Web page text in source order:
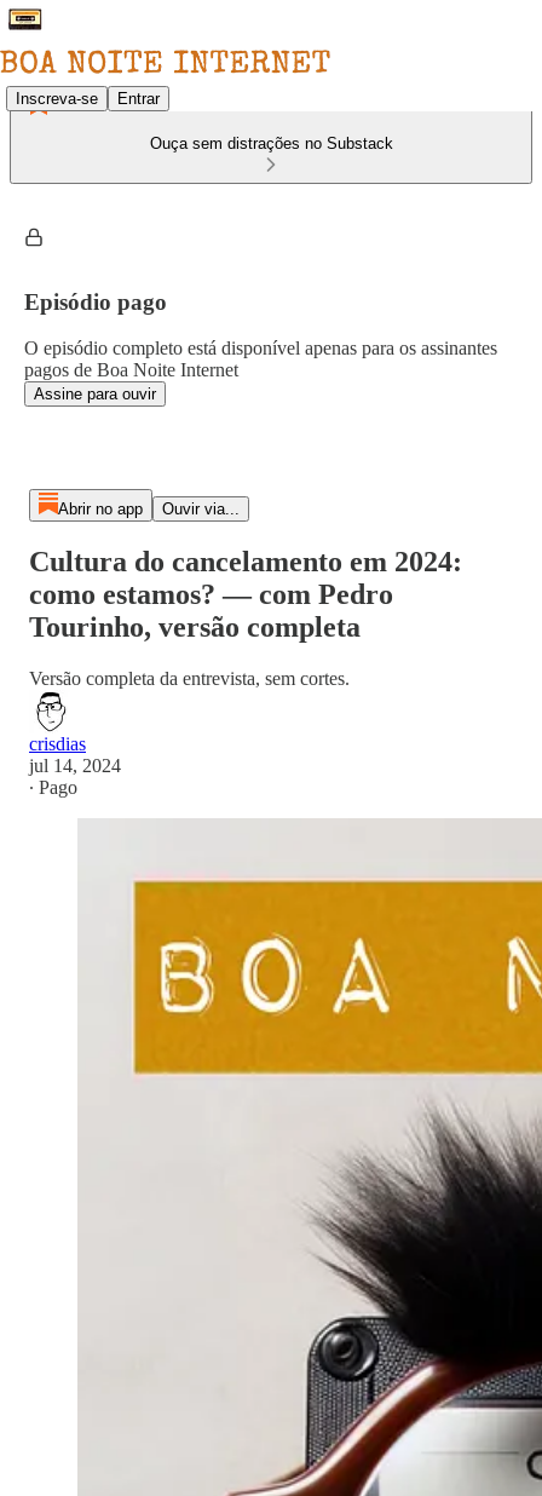
Inscreva-se Entrar
Ouça sem distrações no Substack
Episódio pago
O episódio completo está disponível apenas para os assinantes
pagos de Boa Noite Internet
Assine para ouvir
Abrir no app Ouvir via...
Cultura do cancelamento em 2024:
como estamos? — com Pedro
Tourinho, versão completa
Versão completa da entrevista, sem cortes.
crisdias
jul 14, 2024
∙ Pago